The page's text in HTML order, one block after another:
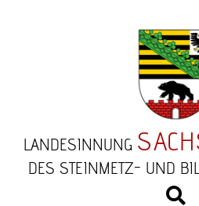
LANDESINNUNG
DES STEINMETZ- UND
